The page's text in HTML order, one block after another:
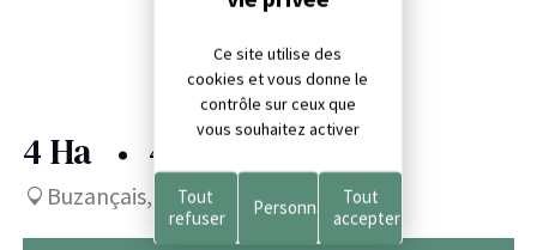
4 Ha 49 000 €
Buzançais, Indre (36)
Ce site utilise des
cookies et vous donne le
contrôle sur ceux que
vous souhaitez activer
Tout
accepter
Tout
refuser
Personnaliser